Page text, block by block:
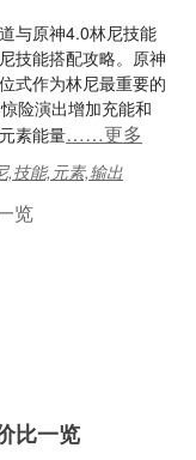
与原神4.0林尼技能
技能搭配攻略。原神
式作为林尼最重要的
险演出增加充能和
素能量……更多
,技能,元素,输出
比一览